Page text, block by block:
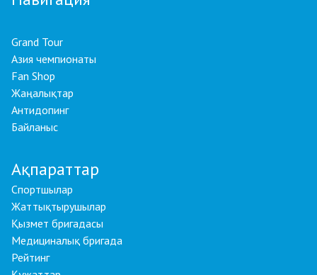
Grand Tour
Азия чемпионаты
Fan Shop
Жаңалықтар
Антидопинг
Байланыс
Ақпараттар
Спортшылар
Жаттықтырушылар
Қызмет бригадасы
Медициналық бригада
Рейтинг